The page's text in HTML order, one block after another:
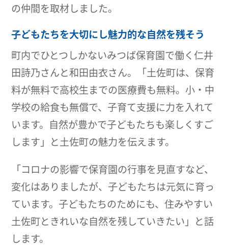
の仲間を取材しました。
子どもたちを大切にし魅力的な自然を残そう
町内でひとつしかないみつば保育園で働く仁井
田詩乃さんと和田由衣さん。「土佐町は、保育
料が無料で高校生までの医療費も無料。小・中
学校の給食も無償で、子育て支援に力を入れて
います。自然が豊かで子どもたちも楽しくすご
します」と土佐町の魅力を伝えます。
「コロナの影響で保育園の行事を見直すなど、
変化はありましたが、子どもたちは元気に育っ
ています。子どもたちのためにも、住みやすい
土佐町ときれいな自然を残していきたい」と話
します。